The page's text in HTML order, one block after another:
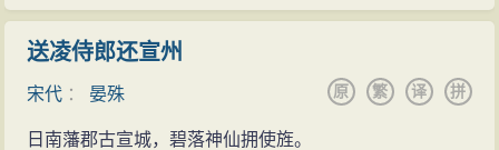
针对存在的问题，奏请仁宗后，办了四件加强军备的大
事：撤消内臣监军，使
募、训练弓箭手，以备作战之用；清理宫中 长期积压的
财物，资助边关军饷；追回被各司侵占的物资，充实国
送凌侍郎还宣州
宋代 ： 晏殊 拼
译
繁
原
日南藩郡古宣城，碧落神仙拥使旌。